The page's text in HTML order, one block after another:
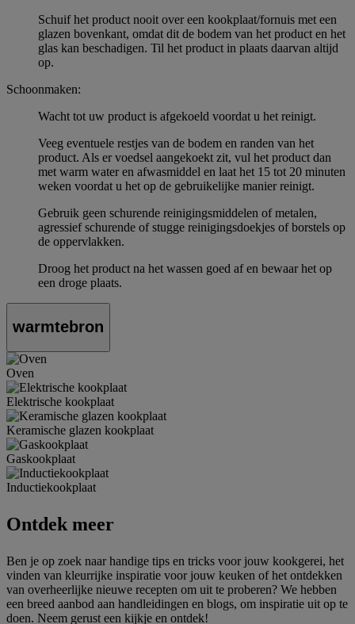
Schuif het product nooit over een kookplaat/fornuis met een
glazen bovenkant, omdat dit de bodem van het product en het
glas kan beschadigen. Til het product in plaats daarvan altijd
op.
Schoonmaken:
Wacht tot uw product is afgekoeld voordat u het reinigt.
Veeg eventuele restjes van de bodem en randen van het
product. Als er voedsel aangekoekt zit, vul het product dan
met warm water en afwasmiddel en laat het 15 tot 20 minuten
weken voordat u het op de gebruikelijke manier reinigt.
Gebruik geen schurende reinigingsmiddelen of metalen,
agressief schurende of stugge reinigingsdoekjes of borstels op
de oppervlakken.
Droog het product na het wassen goed af en bewaar het op
een droge plaats.
warmtebron
Oven
Elektrische kookplaat
Keramische glazen kookplaat
Gaskookplaat
Inductiekookplaat
Ontdek meer
Ben je op zoek naar handige tips en tricks voor jouw kookgerei, het
vinden van kleurrijke inspiratie voor jouw keuken of het ontdekken
van overheerlijke nieuwe recepten om uit te proberen? We hebben
een breed aanbod aan handleidingen en blogs, om inspiratie uit op te
doen. Neem gerust een kijkje en ontdek!